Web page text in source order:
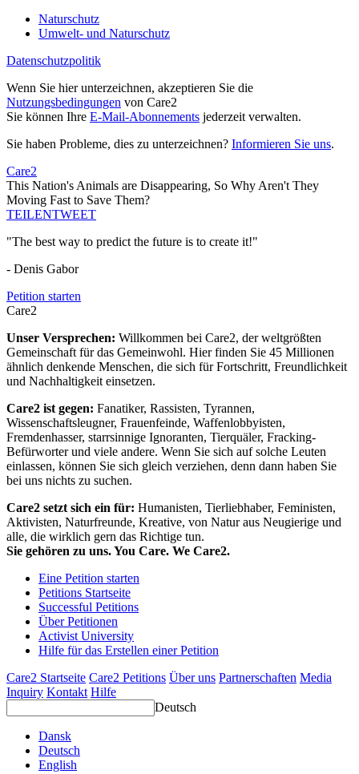
Naturschutz
Umwelt- und Naturschutz
Datenschutzpolitik
Wenn Sie hier unterzeichnen, akzeptieren Sie die
Nutzungsbedingungen von Care2
Sie können Ihre E-Mail-Abonnements jederzeit verwalten.
Sie haben Probleme, dies zu unterzeichnen? Informieren Sie uns.
Care2
This Nation's Animals are Disappearing, So Why Aren't They
Moving Fast to Save Them?
TEILENTWEET
"The best way to predict the future is to create it!"
- Denis Gabor
Petition starten
Care2
Unser Versprechen: Willkommen bei Care2, der weltgrößten
Gemeinschaft für das Gemeinwohl. Hier finden Sie 45 Millionen
ähnlich denkende Menschen, die sich für Fortschritt, Freundlichkeit
und Nachhaltigkeit einsetzen.
Care2 ist gegen: Fanatiker, Rassisten, Tyrannen,
Wissenschaftsleugner, Frauenfeinde, Waffenlobbyisten,
Fremdenhasser, starrsinnige Ignoranten, Tierquäler, Fracking-
Befürworter und viele andere. Wenn Sie sich auf solche Leuten
einlassen, können Sie sich gleich verziehen, denn dann haben Sie
bei uns nichts zu suchen.
Care2 setzt sich ein für: Humanisten, Tierliebhaber, Feministen,
Aktivisten, Naturfreunde, Kreative, von Natur aus Neugierige und
alle, die wirklich gern das Richtige tun.
Sie gehören zu uns. You Care. We Care2.
Eine Petition starten
Petitions Startseite
Successful Petitions
Über Petitionen
Activist University
Hilfe für das Erstellen einer Petition
Care2 Startseite Care2 Petitions Über uns Partnerschaften Media
Inquiry Kontakt Hilfe
Deutsch
Dansk
Deutsch
English